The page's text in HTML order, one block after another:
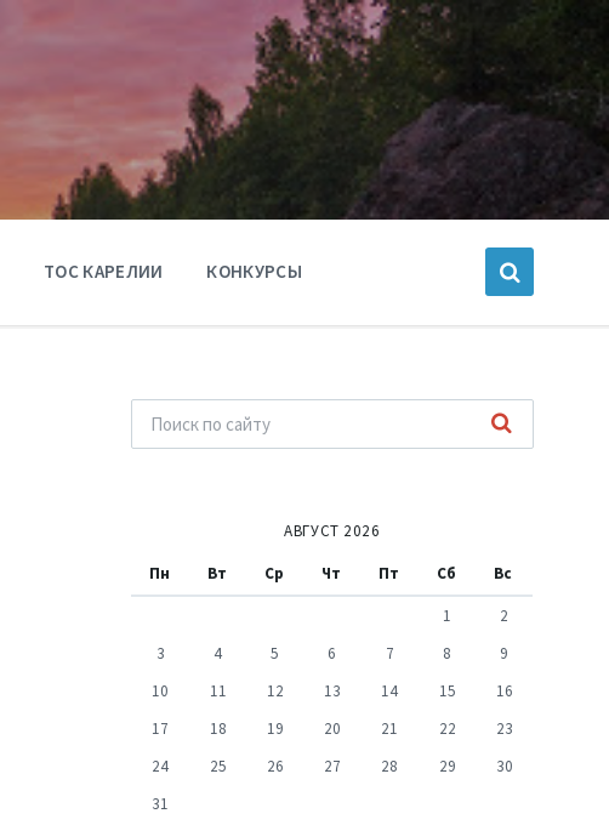
ТОС КАРЕЛИИ КОНКУРСЫ
АВГУСТ 2026
Пн Вт Ср Чт Пт Сб Вс
1
2
3
4 5 6 7 8
9
10
11 12 13 14 15
16
17
18 19 20 21 22
23
24
25 26 27 28 29
30
31